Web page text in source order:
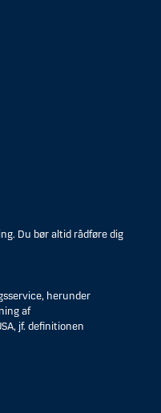
Du bør altid rådføre dig
herunder
af
jf. definitionen